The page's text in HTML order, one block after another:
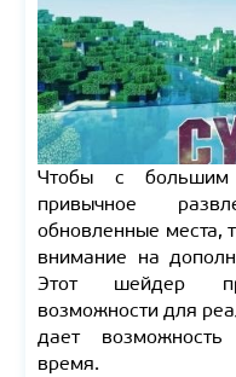
Чтобы с большим
привычное
обновленные места,
внимание на
Этот шейдер
возможности для
дает
время.